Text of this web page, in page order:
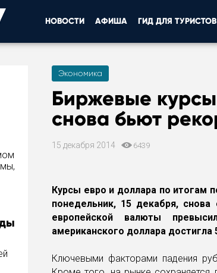
НОВОСТИ АФИША ГИД ДЛЯ ТУРИСТОВ
Экономика
Биржевые
снова бьют
15 декабря 2014 6439
Курсы евро и доллара по итогам
понедельник, 15 декабря,
европейской валюты
американского доллара достигла
Ключевыми факторами падения